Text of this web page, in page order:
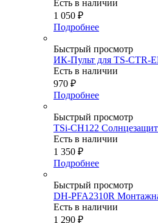
Есть в наличии
1 050 ₽
Подробнее
Быстрый просмотр
ИК-Пульт для TS-CTR-
Есть в наличии
970 ₽
Подробнее
Быстрый просмотр
TSi-CH122
Есть в наличии
1 350 ₽
Подробнее
Быстрый просмотр
DH-PFA2310R
Есть в наличии
1 290 ₽